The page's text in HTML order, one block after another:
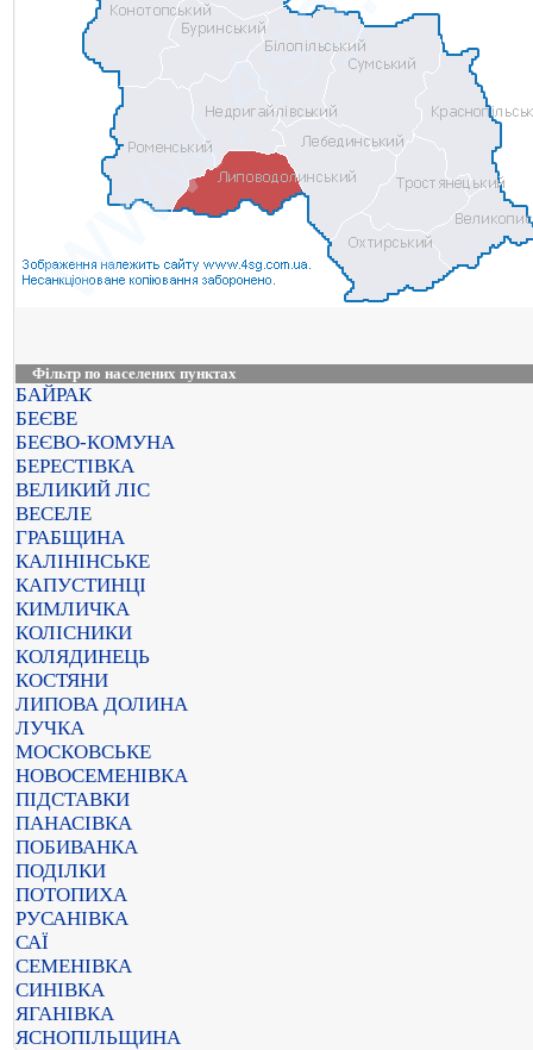
Фільтр по населених пунктах
БАЙРАК
БЕЄВЕ
БЕЄВО-КОМУНА
БЕРЕСТІВКА
ВЕЛИКИЙ ЛІС
ВЕСЕЛЕ
ГРАБЩИНА
КАЛІНІНСЬКЕ
КАПУСТИНЦІ
КИМЛИЧКА
КОЛІСНИКИ
КОЛЯДИНЕЦЬ
КОСТЯНИ
ЛИПОВА ДОЛИНА
ЛУЧКА
МОСКОВСЬКЕ
НОВОСЕМЕНІВКА
ПІДСТАВКИ
ПАНАСІВКА
ПОБИВАНКА
ПОДІЛКИ
ПОТОПИХА
РУСАНІВКА
САЇ
СЕМЕНІВКА
СИНІВКА
ЯГАНІВКА
ЯСНОПІЛЬЩИНА